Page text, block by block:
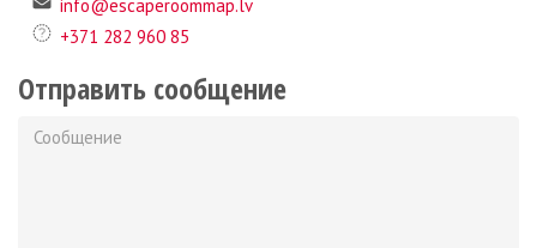
info@escaperoommap.lv
+371 282 960 85
Отправить сообщение
Сообщение